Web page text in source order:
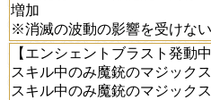
増加
※消滅の波動の影響を受けない
【エンシェントブラスト発動
スキル中のみ魔銃のマジック
スキル中のみ魔銃のマジック